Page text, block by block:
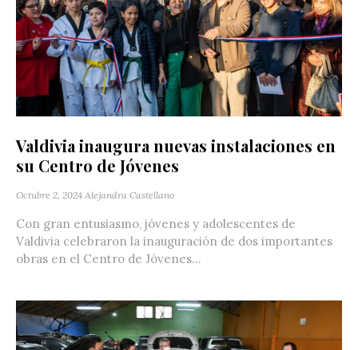
Valdivia inaugura nuevas instalaciones en
su Centro de Jóvenes
Octubre 2, 2024 Alejandra Castellano
Con gran entusiasmo, jóvenes y adolescentes de
Valdivia celebraron la inauguración de dos importantes
obras en el Centro de Jóvenes...